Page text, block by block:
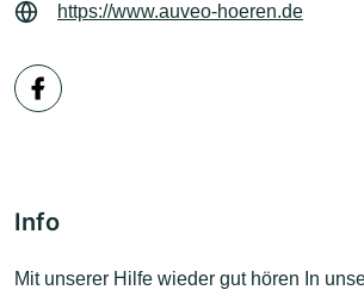
https://www.auveo-hoeren.de
Info
Mit unserer Hilfe wieder gut hören In